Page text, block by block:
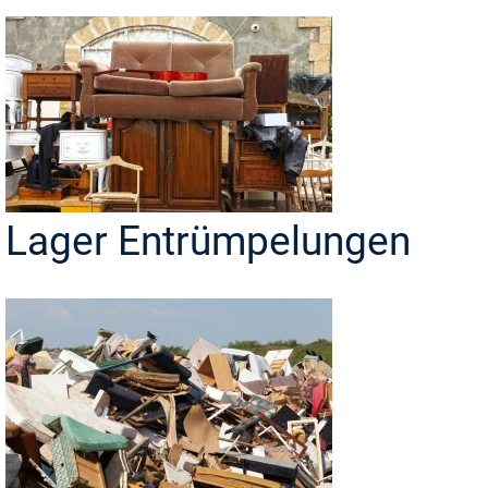
Lager Entrümpelungen